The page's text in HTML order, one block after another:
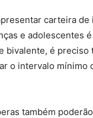
carteira de
e adolescentes
bivalente, é
o intervalo mínimo
também